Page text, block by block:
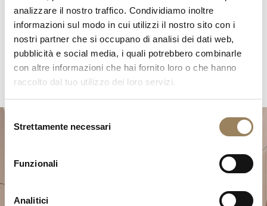
analizzare il nostro traffico. Condividiamo inoltre
informazioni sul modo in cui utilizzi il nostro sito con i
nostri partner che si occupano di analisi dei dati web,
pubblicità e social media, i quali potrebbero combinarle
con altre informazioni che hai fornito loro o che hanno
raccolto dal tuo utilizzo dei loro servizi.
delStrettamente necessari
Funzionali
Analitici